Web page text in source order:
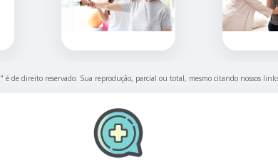
" é de direito reservado. Sua reprodução, parcial ou total, mesmo citando nossos